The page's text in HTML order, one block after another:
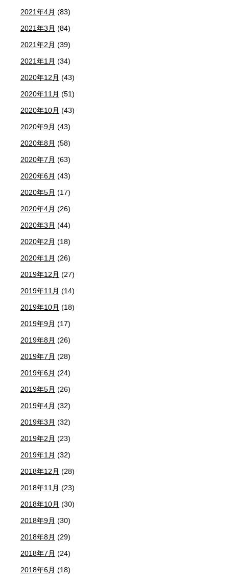
2021年4月 (83)
2021年3月 (84)
2021年2月 (39)
2021年1月 (34)
2020年12月 (43)
2020年11月 (51)
2020年10月 (43)
2020年9月 (43)
2020年8月 (58)
2020年7月 (63)
2020年6月 (43)
2020年5月 (17)
2020年4月 (26)
2020年3月 (44)
2020年2月 (18)
2020年1月 (26)
2019年12月 (27)
2019年11月 (14)
2019年10月 (18)
2019年9月 (17)
2019年8月 (26)
2019年7月 (28)
2019年6月 (24)
2019年5月 (26)
2019年4月 (32)
2019年3月 (32)
2019年2月 (23)
2019年1月 (32)
2018年12月 (28)
2018年11月 (23)
2018年10月 (30)
2018年9月 (30)
2018年8月 (29)
2018年7月 (24)
2018年6月 (18)